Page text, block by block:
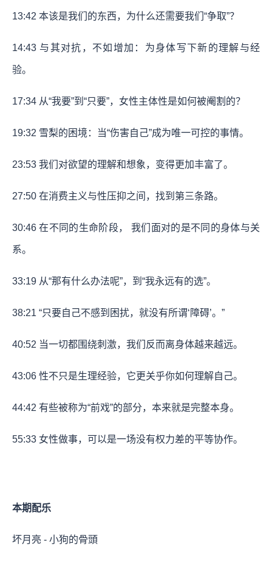
13:42 本该是我们的东西，为什么还需要我们“争取”？
14:43 与其对抗，不如增加：为身体写下新的理解与经
验。
17:34 从“我要”到“只要”，女性主体性是如何被阉割的？
19:32 雪梨的困境：当“伤害自己”成为唯一可控的事情。
23:53 我们对欲望的理解和想象，变得更加丰富了。
27:50 在消费主义与性压抑之间，找到第三条路。
30:46 在不同的生命阶段， 我们面对的是不同的身体与关
系。
33:19 从“那有什么办法呢”，到“我永远有的选”。
38:21 “只要自己不感到困扰，就没有所谓‘障碍’。”
40:52 当一切都围绕刺激，我们反而离身体越来越远。
43:06 性不只是生理经验，它更关乎你如何理解自己。
44:42 有些被称为“前戏”的部分，本来就是完整本身。
55:33 女性做事，可以是一场没有权力差的平等协作。
本期配乐
坏月亮 - 小狗的骨頭